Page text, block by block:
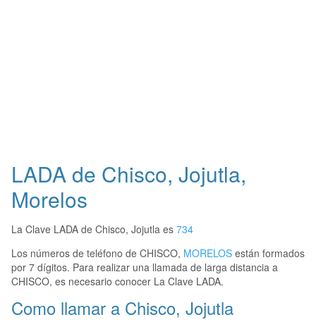
LADA de Chisco, Jojutla,
Morelos
La Clave LADA de Chisco, Jojutla es 734
Los números de teléfono de CHISCO, MORELOS están formados
por 7 dígitos. Para realizar una llamada de larga distancia a
CHISCO, es necesario conocer La Clave LADA.
Como llamar a Chisco, Jojutla